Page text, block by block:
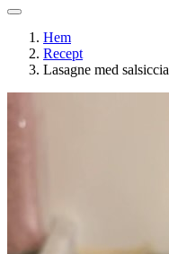
Hem
Recept
Lasagne med salsiccia